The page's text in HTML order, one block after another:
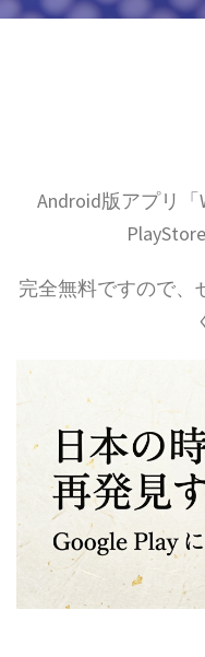
Android版アプリ「
完全無料ですので、